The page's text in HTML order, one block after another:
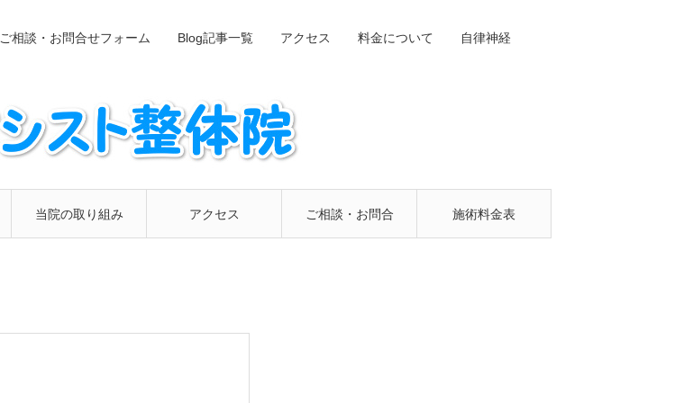
当院の取り組み アクセス ご相談・お問合 施術料金表
ご相談・お問合せフォーム Blog記事一覧 アクセス 料金について
自律神経